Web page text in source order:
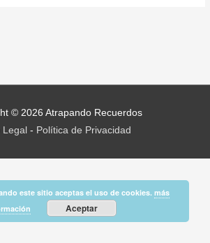
© 2026 Atrapando Recuerdos
Legal - Política de Privacidad
este sitio aceptas el uso de cookies.más
Aceptar